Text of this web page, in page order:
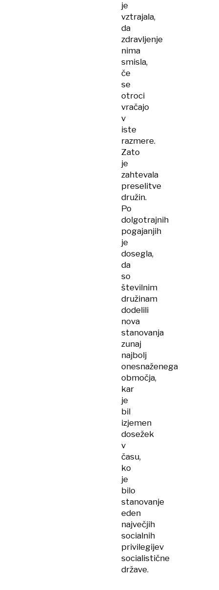
je
vztrajala,
da
zdravljenje
nima
smisla,
če
se
otroci
vračajo
v
iste
razmere.
Zato
je
zahtevala
preselitve
družin.
Po
dolgotrajnih
pogajanjih
je
dosegla,
da
so
številnim
družinam
dodelili
nova
stanovanja
zunaj
najbolj
onesnaženega
območja,
kar
je
bil
izjemen
dosežek
v
času,
ko
je
bilo
stanovanje
eden
največjih
socialnih
privilegijev
socialistične
države.